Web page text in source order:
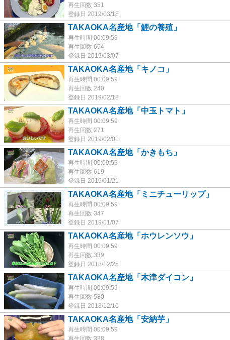
再生回数 351
登録日 2019/03/18
TAKAOKA名産地「鯉の養殖」
再生時間 00:09:59
再生回数 654
登録日 2019/03/07
TAKAOKA名産地「キノコ」
再生時間 00:09:59
再生回数 240
登録日 2019/02/18
TAKAOKA名産地「中玉トマト」
再生時間 00:09:59
再生回数 271
登録日 2019/02/01
TAKAOKA名産地「かきもち」
再生時間 00:09:59
再生回数 619
登録日 2019/01/21
TAKAOKA名産地「ミニチューリップ」
再生時間 00:09:59
再生回数 347
登録日 2019/01/07
TAKAOKA名産地「ホウレンソウ」
再生時間 00:09:59
再生回数 339
登録日 2018/12/25
TAKAOKA名産地「木津ダイコン」
再生時間 00:09:59
再生回数 580
登録日 2018/12/10
TAKAOKA名産地「安納芋」
再生時間 00:09:59
再生回数 338